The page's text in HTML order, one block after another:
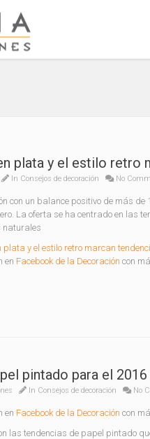
plata y el estilo retro
In Consejos de decoración No
con un balance positivo de más
La oferta se ha centrado en las
naturales
y el estilo retro marcan
en Facebook de la Decoración con
pintado para el 2016
In Consejos de decoración No
en Facebook de la Decoración con
las tendencias de papel pintado